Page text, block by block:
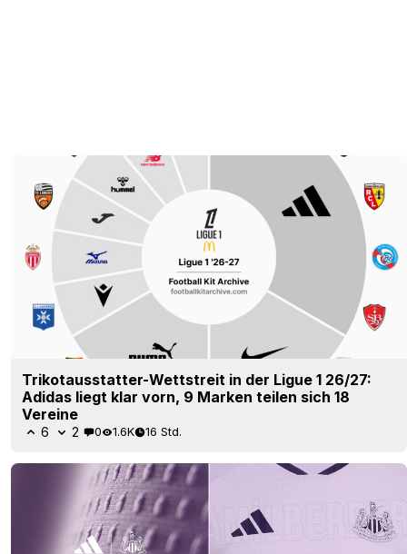
Trikotausstatter-Wettstreit in der Ligue 1 26/27:
Adidas liegt klar vorn, 9 Marken teilen sich 18
Vereine
6 2 0 1.6K 16 Std.